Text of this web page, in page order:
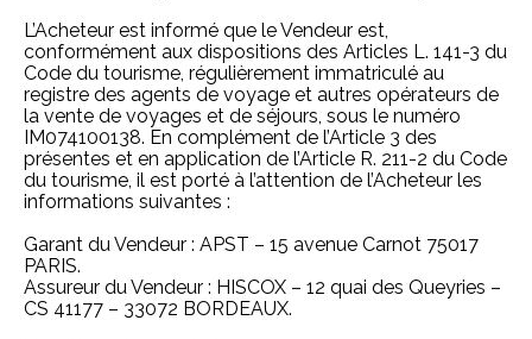
L’Acheteur est informé que le Vendeur est,
conformément aux dispositions des Articles L. 141-3 du
Code du tourisme, régulièrement immatriculé au
registre des agents de voyage et autres opérateurs de
la vente de voyages et de séjours, sous le numéro
IM074100138. En complément de l’Article 3 des
présentes et en application de l’Article R. 211-2 du Code
du tourisme, il est porté à l’attention de l’Acheteur les
informations suivantes :
Garant du Vendeur : APST – 15 avenue Carnot 75017
PARIS.
Assureur du Vendeur : HISCOX – 12 quai des Queyries –
CS 41177 – 33072 BORDEAUX.